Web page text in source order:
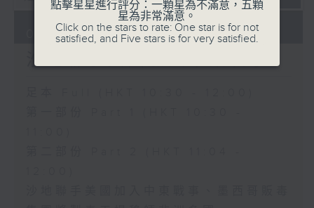
08/08/2026
沙地聯手美國加入中東戰事
點擊星星進行評分：一顆星為不滿意，五顆
星為非常滿意。
Click on the stars to rate: One star is for not
satisfied, and Five stars is for very satisfied.